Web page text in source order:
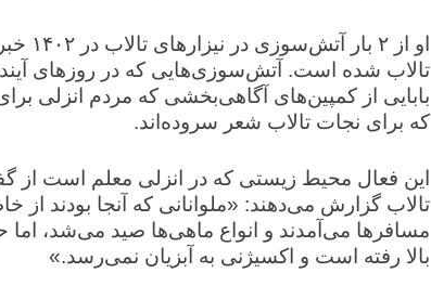
او
تالاب شده است. آتش‌سوزی‌هایی که در روز‌های
بابایی از کمپین‌های آگاهی‌بخشی که مردم انزلی
که برای نجات تالاب شعر سروده‌اند.
این فعال محیط زیستی که در انزلی معلم است از
مسافر‌ها می‌آمدند و انواع ماهی‌ها صید می‌شد، اما
بالا رفته است و اکسیژنی به آبزیان نمی‌رسد.»